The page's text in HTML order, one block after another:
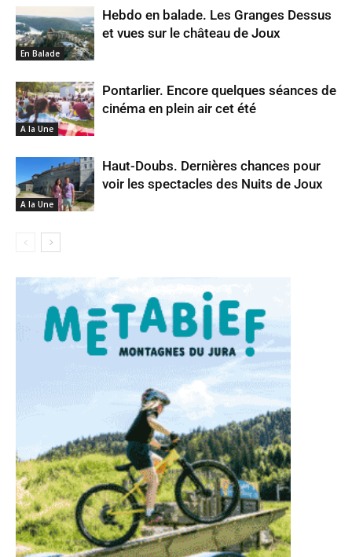
En Balade
Hebdo en balade. Les Granges Dessus
et vues sur le château de Joux
A la Une
Pontarlier. Encore quelques séances de
cinéma en plein air cet été
A la Une
Haut-Doubs. Dernières chances pour
voir les spectacles des Nuits de Joux